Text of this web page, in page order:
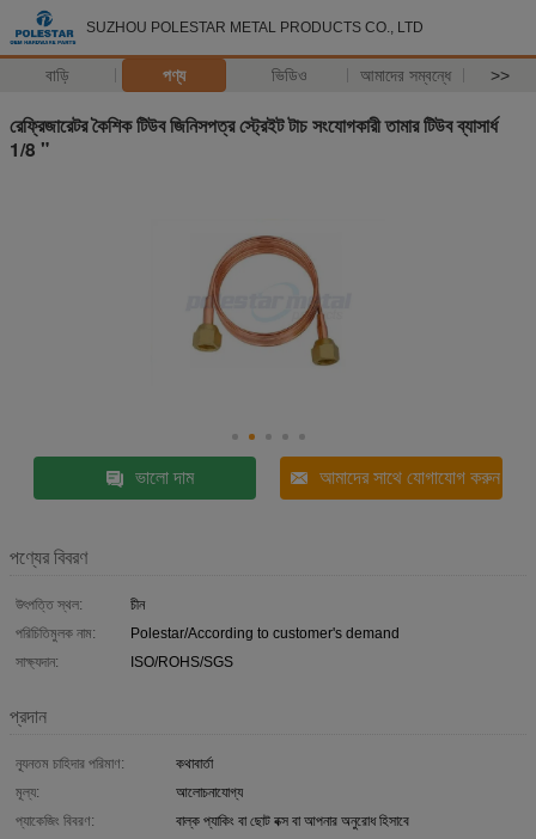
SUZHOU POLESTAR METAL PRODUCTS CO., LTD
বাড়ি পণ্য ভিডিও আমাদের সম্বন্ধে >>
রেফ্রিজারেটর কৈশিক টিউব জিনিসপত্র স্ট্রেইট টাচ সংযোগকারী তামার টিউব ব্যাসার্ধ
1/8 "
ভালো দাম আমাদের সাথে যোগাযোগ করুন
পণ্যের বিবরণ
উৎপত্তি স্থল:
চীন
পরিচিতিমুলক নাম:
Polestar/According to customer's demand
সাক্ষ্যদান:
ISO/ROHS/SGS
প্রদান
ন্যূনতম চাহিদার পরিমাণ:
কথাবার্তা
মূল্য:
আলোচনাযোগ্য
প্যাকেজিং বিবরণ:
বাল্ক প্যাকিং বা ছোট বক্স বা আপনার অনুরোধ হিসাবে